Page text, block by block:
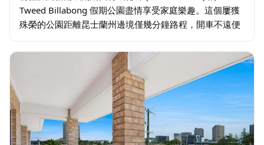
Tweed Billabong 假期公園盡情享受家庭樂趣。這個屢獲
殊榮的公園距離昆士蘭州邊境僅幾分鐘路程，開車不遠便